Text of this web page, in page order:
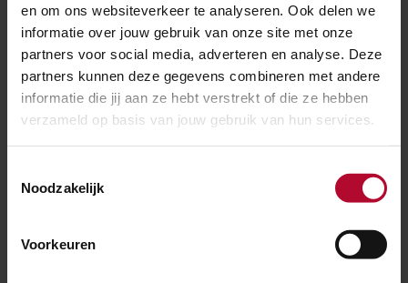
en om ons websiteverkeer te analyseren. Ook delen we
informatie over jouw gebruik van onze site met onze
partners voor social media, adverteren en analyse. Deze
partners kunnen deze gegevens combineren met andere
informatie die jij aan ze hebt verstrekt of die ze hebben
verzameld op basis van jouw gebruik van hun services.
Noodzakelijk
Voorkeuren
Het team dat bezig is met de nieuwe
bovenleidingen werkt hard deze dagen.
De nieuwe fundatieblokken liggen er al.
Inmiddels wordt de bovenleiding
getrokken, zoals ze dat zeggen. Draden
spannen van bovenleidingsportaal naar
versterkingsleiding is de draad die
bovenleiding op peil blijft en voorkomt